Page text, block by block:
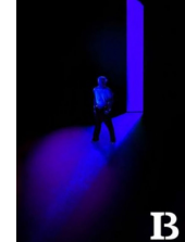
Du lịch
Tư vấn